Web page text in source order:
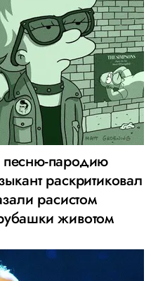
песню-пародию
раскритиковал
расистом
животом